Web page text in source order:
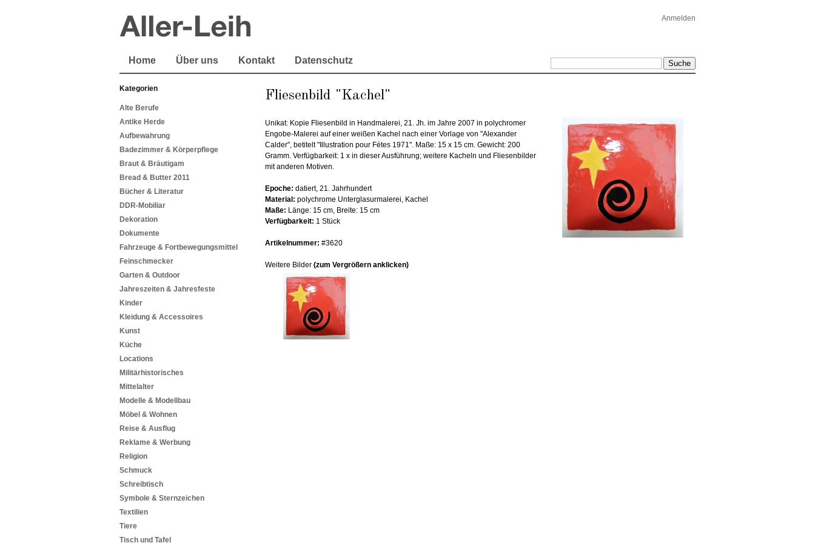
Anmelden
Home Über uns Kontakt Datenschutz
Kategorien
Alte Berufe
Antike Herde
Aufbewahrung
Badezimmer & Körperpflege
Braut & Bräutigam
Bread & Butter 2011
Bücher & Literatur
DDR-Mobiliar
Dekoration
Dokumente
Fahrzeuge & Fortbewegungsmittel
Feinschmecker
Garten & Outdoor
Jahreszeiten & Jahresfeste
Kinder
Kleidung & Accessoires
Kunst
Küche
Locations
Militärhistorisches
Mittelalter
Modelle & Modellbau
Möbel & Wohnen
Reise & Ausflug
Reklame & Werbung
Religion
Schmuck
Schreibtisch
Symbole & Sternzeichen
Textilien
Tiere
Tisch und Tafel
Fliesenbild "Kachel"
Unikat: Kopie Fliesenbild in Handmalerei, 21. Jh. im Jahre 2007 in polychromer
Engobe-Malerei auf einer weißen Kachel nach einer Vorlage von "Alexander
Calder", betitelt "Illustration pour Fétes 1971". Maße: 15 x 15 cm. Gewicht: 200
Gramm. Verfügbarkeit: 1 x in dieser Ausführung; weitere Kacheln und Fliesenbilder
mit anderen Motiven.
Epoche: datiert, 21. Jahrhundert
Material: polychrome Unterglasurmalerei, Kachel
Maße: Länge: 15 cm, Breite: 15 cm
Verfügbarkeit: 1 Stück
Artikelnummer: #3620
Weitere Bilder (zum Vergrößern anklicken)